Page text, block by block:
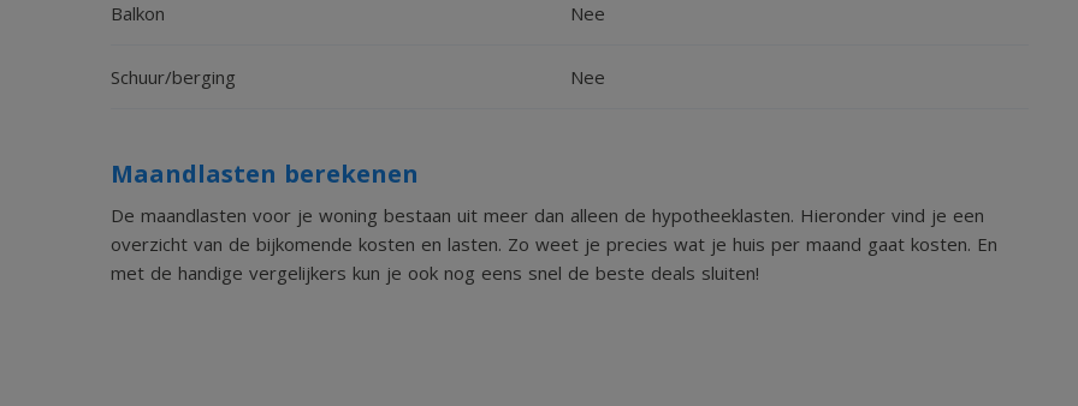
Balkon Nee
Schuur/berging Nee
Maandlasten berekenen
De maandlasten voor je woning bestaan uit meer dan alleen de hypotheeklasten. Hieronder vind je een
overzicht van de bijkomende kosten en lasten. Zo weet je precies wat je huis per maand gaat kosten. En
met de handige vergelijkers kun je ook nog eens snel de beste deals sluiten!